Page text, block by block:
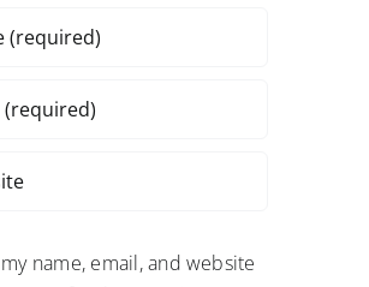
my name, email, and website